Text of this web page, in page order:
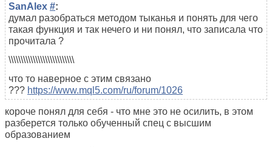
SanAlex #:
думал разобраться методом тыканья и понять для чего
такая функция и так нечего и ни понял, что записала что
прочитала ?
\\\\\\\\\\\\\\\\\\\\\\\\\\\
что то наверное с этим связано
??? https://www.mql5.com/ru/forum/1026
короче понял для себя - что мне это не осилить, в этом
разберется только обученный спец с высшим
образованием